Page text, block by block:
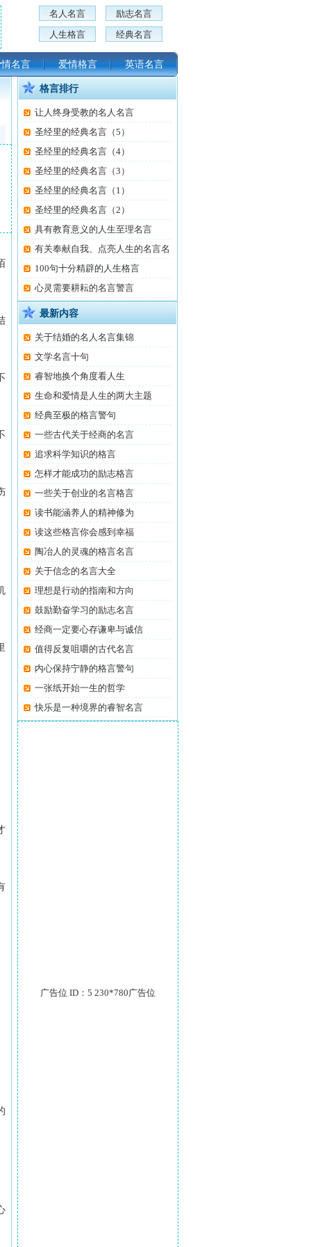
名人名言
励志名言
人生格言
经典名言
名言 爱情格言 英语名言
格言排行
让人终身受教的名人名言
圣经里的经典名言（5）
圣经里的经典名言（4）
圣经里的经典名言（3）
圣经里的经典名言（1）
圣经里的经典名言（2）
具有教育意义的人生至理名言
有关奉献自我、点亮人生的名言名
100句十分精辟的人生格言
心灵需要耕耘的名言警言
最新内容
关于结婚的名人名言集锦
文学名言十句
睿智地换个角度看人生
生命和爱情是人生的两大主题
经典至极的格言警句
一些古代关于经商的名言
追求科学知识的格言
怎样才能成功的励志格言
一些关于创业的名言格言
读书能涵养人的精神修为
读这些格言你会感到幸福
陶冶人的灵魂的格言名言
关于信念的名言大全
理想是行动的指南和方向
鼓励勤奋学习的励志名言
经商一定要心存谦卑与诚信
值得反复咀嚼的古代名言
内心保持宁静的格言警句
一张纸开始一生的哲学
快乐是一种境界的睿智名言
广告位 ID：5 230*780广告位